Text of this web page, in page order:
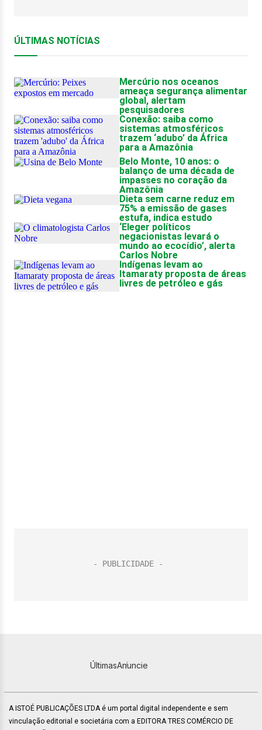
ÚltimasAnuncie
A ISTOÉ PUBLICAÇÕES LTDA é um portal digital independente e sem
vinculação editorial e societária com a EDITORA TRES COMÉRCIO DE